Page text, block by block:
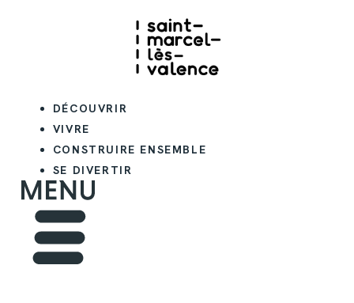
DÉCOUVRIR
VIVRE
CONSTRUIRE ENSEMBLE
SE DIVERTIR